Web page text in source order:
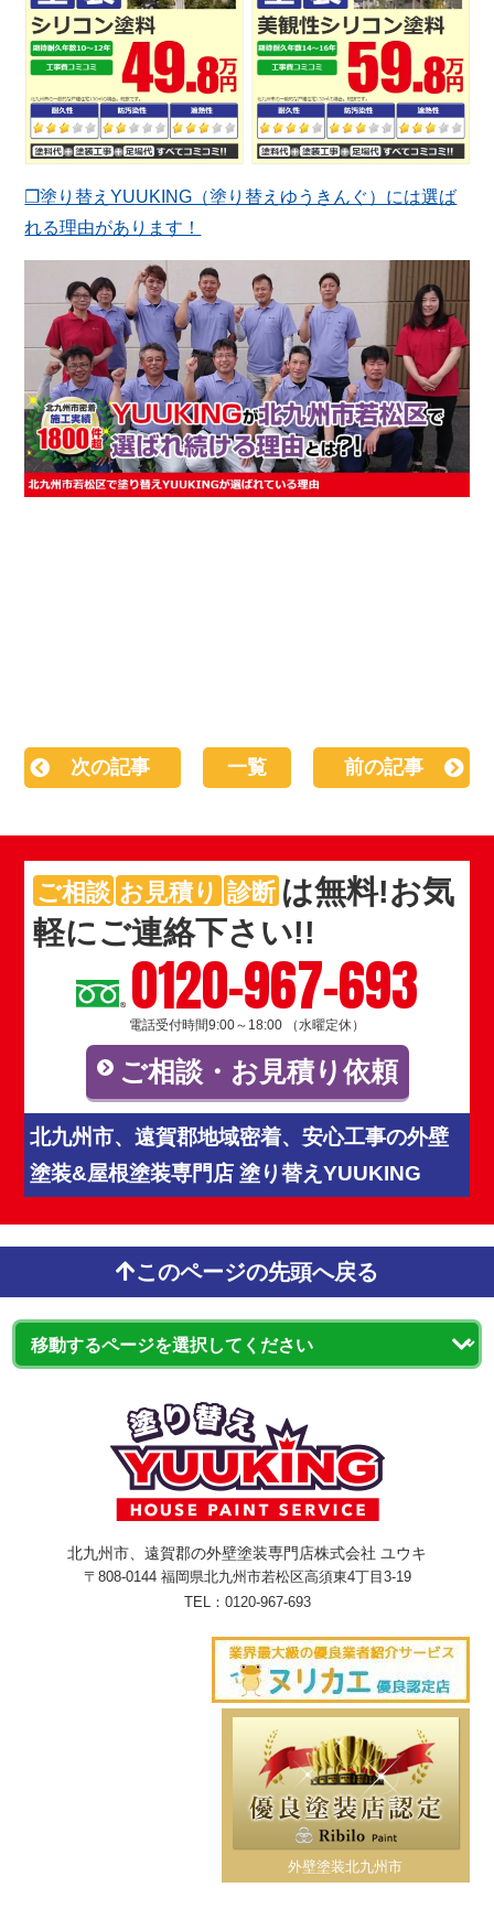
❐塗り替えYUUKING（塗り替えゆうきんぐ）には選ば
れる理由があります！
次の記事 一覧 前の記事
ご相談 お見積り 診断 は無料!お気
軽にご連絡下さい!!
0120-967-693
電話受付時間9:00～18:00 （水曜定休）
ご相談・お見積り依頼
北九州市、遠賀郡地域密着、安心工事の外壁
塗装&屋根塗装専門店 塗り替えYUUKING
このページの先頭へ戻る
北九州市、遠賀郡の外壁塗装専門店株式会社 ユウキ
〒808-0144 福岡県北九州市若松区高須東4丁目3-19
TEL： 0120-967-693
外壁塗装北九州市